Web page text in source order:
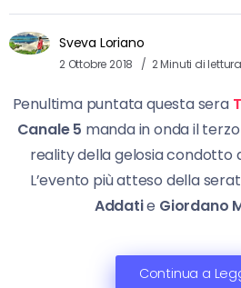
Sveva Loriano
2 Ottobre 2018 2 Minuti di lettura
Penultima puntata questa sera
Canale 5 manda in onda il
reality della gelosia condotto
L’evento più atteso della
Addatie Giordano
Continua a